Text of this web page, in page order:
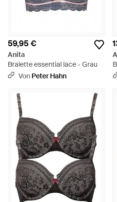
59,95 €
Anita
Bralette essential lace - Grau
Von Peter Hahn